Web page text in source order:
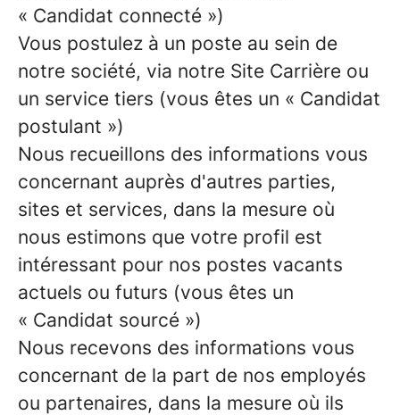
« Candidat connecté »)
Vous postulez à un poste au sein de
notre société, via notre Site Carrière ou
un service tiers (vous êtes un « Candidat
postulant »)
Nous recueillons des informations vous
concernant auprès d'autres parties,
sites et services, dans la mesure où
nous estimons que votre profil est
intéressant pour nos postes vacants
actuels ou futurs (vous êtes un
« Candidat sourcé »)
Nous recevons des informations vous
concernant de la part de nos employés
ou partenaires, dans la mesure où ils